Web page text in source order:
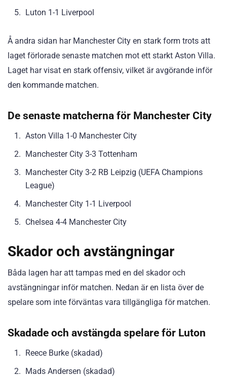
Luton 1-1 Liverpool
Å andra sidan har Manchester City en stark form trots att
laget förlorade senaste matchen mot ett starkt Aston Villa.
Laget har visat en stark offensiv, vilket är avgörande inför
den kommande matchen.
De senaste matcherna för Manchester City
Aston Villa 1-0 Manchester City
Manchester City 3-3 Tottenham
Manchester City 3-2 RB Leipzig (UEFA Champions
League)
Manchester City 1-1 Liverpool
Chelsea 4-4 Manchester City
Skador och avstängningar
Båda lagen har att tampas med en del skador och
avstängningar inför matchen. Nedan är en lista över de
spelare som inte förväntas vara tillgängliga för matchen.
Skadade och avstängda spelare för Luton
Reece Burke (skadad)
Mads Andersen (skadad)